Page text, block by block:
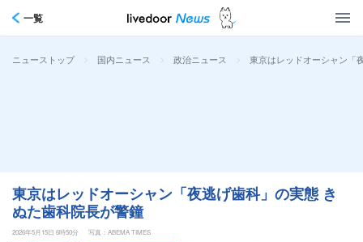
一覧
ニューストップ > 国内ニュース > 政治ニュース > 東京はレッドオーシャン「
東京はレッドオーシャン「夜逃げ歯科」の実態 き
ぬた歯科院長が警鐘
2026年5月15日 6時50分 写真：ABEMA TIMES